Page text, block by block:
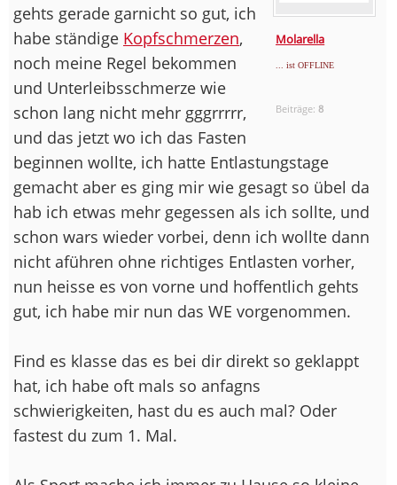
Molarella
... ist OFFLINE
Beiträge:8
gehts gerade garnicht so gut, ich
habe ständige Kopfschmerzen,
noch meine Regel bekommen
und Unterleibsschmerze wie
schon lang nicht mehr gggrrrrr,
und das jetzt wo ich das Fasten
beginnen wollte, ich hatte Entlastungstage
gemacht aber es ging mir wie gesagt so übel da
hab ich etwas mehr gegessen als ich sollte, und
schon wars wieder vorbei, denn ich wollte dann
nicht aführen ohne richtiges Entlasten vorher,
nun heisse es von vorne und hoffentlich gehts
gut, ich habe mir nun das WE vorgenommen.
Find es klasse das es bei dir direkt so geklappt
hat, ich habe oft mals so anfagns
schwierigkeiten, hast du es auch mal? Oder
fastest du zum 1. Mal.